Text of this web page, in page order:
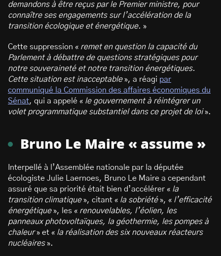
demandons à être reçus par le Premier ministre, pour
connaître ses engagements sur l’accélération de la
transition écologique et énergétique. »
Cette suppression « remet en question la capacité du
Parlement à débattre de questions stratégiques pour
notre souveraineté et notre transition énergétiques.
Cette situation est inacceptable», a réagi par
communiqué la Commission des affaires économiques du
Sénat, qui a appelé « le gouvernement à réintégrer un
volet programmatique substantiel dans ce projet de loi».
Bruno Le Maire « assume »
Interpellé à l’Assemblée nationale par la députée
écologiste Julie Laernoes, Bruno Le Maire a cependant
assuré que sa priorité était bien d’accélérer « la
transition climatique», citant « la sobriété», « l’efficacité
énergétique», les « renouvelables, l’éolien, les
panneaux photovoltaïques, la géothermie, les pompes à
chaleur» et « la réalisation des six nouveaux réacteurs
nucléaires».